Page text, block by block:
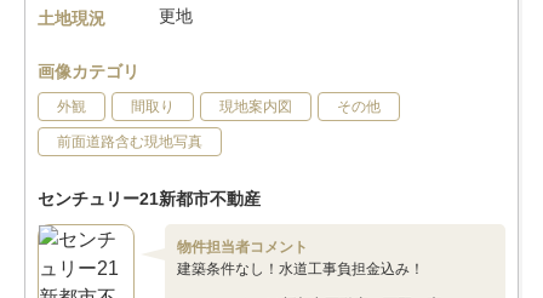
土地現況
更地
画像カテゴリ
外観 間取り 現地案内図 その他
前面道路含む現地写真
センチュリー21新都市不動産
物件担当者コメント
建築条件なし！水道工事負担金込み！